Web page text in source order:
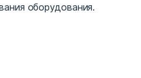
оборудования.